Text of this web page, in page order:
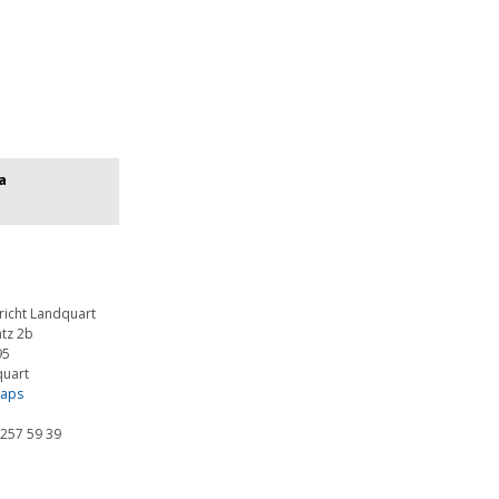
Landquart
2b
59 39